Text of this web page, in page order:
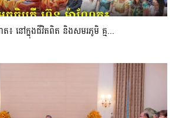
៖ នៅក្នុងជីវិតពិត និងសមរភូមិ គ្ម...